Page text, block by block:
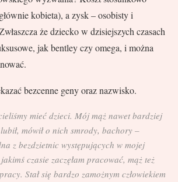
kobieta), a zysk – osobisty i
że dziecko w dzisiejszych czasach
jak bentley czy omega, i można
bezcenne geny oraz nazwisko.
mieć dzieci. Mój mąż nawet bardziej
mówił o nich smrody, bachory –
z bezdzietnic występujących w mojej
czasie zaczęłam pracować, mąż też
Stał się bardzo zamożnym człowiekiem